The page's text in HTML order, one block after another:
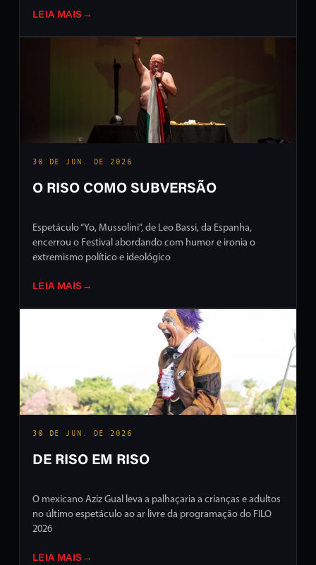
LEIA MAIS →
30 DE JUN. DE 2026
O RISO COMO SUBVERSÃO
Espetáculo “Yo, Mussolini”, de Leo Bassi, da Espanha,
encerrou o Festival abordando com humor e ironia o
extremismo político e ideológico
LEIA MAIS →
30 DE JUN. DE 2026
DE RISO EM RISO
O mexicano Aziz Gual leva a palhaçaria a crianças e adultos
no último espetáculo ao ar livre da programação do FILO
2026
LEIA MAIS →